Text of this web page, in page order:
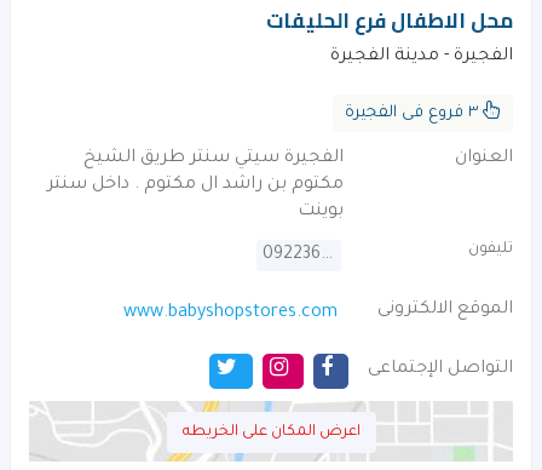
محل الاطفال فرع الحليفات
الفجيرة - مدينة الفجيرة
العنوان
الفجيرة سيتي سنتر طريق الشيخ
مكتوم بن راشد ال مكتوم . داخل سنتر
بوينت
تليفون 092236581
الموقع الالكترونى www.babyshopstores.com
التواصل الإجتماعى
اعرض المكان على الخريطه